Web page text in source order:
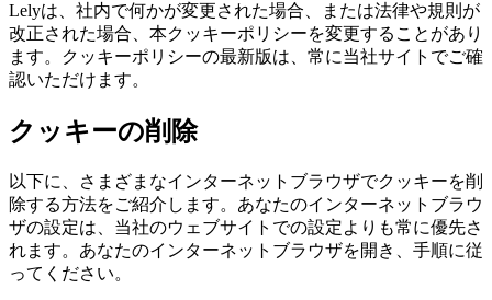
Lelyは、社内で何かが変更された場合、または法律や規則が
改正された場合、本クッキーポリシーを変更することがあり
ます。クッキーポリシーの最新版は、常に当社サイトでご確
認いただけます。
クッキーの削除
以下に、さまざまなインターネットブラウザでクッキーを削
除する方法をご紹介します。あなたのインターネットブラウ
ザの設定は、当社のウェブサイトでの設定よりも常に優先さ
れます。あなたのインターネットブラウザを開き、手順に従
ってください。